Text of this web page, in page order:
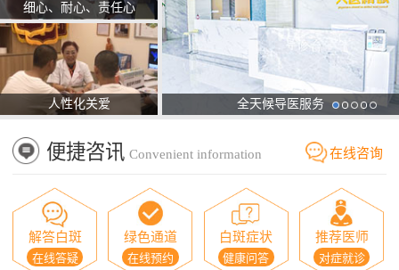
细心、耐心、责任心
人性化关爱 全天候导医服务
便捷咨讯 Convenient information 在线咨询
解答白斑
在线答疑
绿色通道
在线预约
白斑症状
健康问答
推荐医师
对症就诊